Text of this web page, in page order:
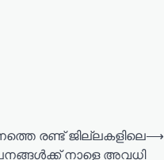
രണ്ട് ജില്ലകളിലെ
നാളെ അവധി
⟶